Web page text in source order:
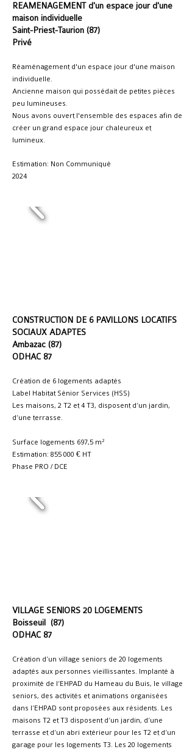
REAMENAGEMENT d'un espace jour d'une
maison individuelle
Saint-Priest-Taurion (87)
Privé
Réaménagement d'un espace jour d'une maison
individuelle.
Ancienne maison qui possédait de petites pièces
peu lumineuses.
Nous avons ouvert l'ensemble des espaces afin de
créer un grand espace jour chaleureux et
lumineux.
Estimation: Non Communiqué
2024
CONSTRUCTION DE 6 PAVILLONS LOCATIFS
SOCIAUX ADAPTES
Ambazac (87)
ODHAC 87
Création de 6 logements adaptés
Label Habitat Sénior Services (HSS)
Les maisons, 2 T2 et 4 T3, disposent d’un jardin,
d’une terrasse.
Surface logements 697,5 m²
Estimation: 855 000 € HT
Phase PRO / DCE
VILLAGE SENIORS 20 LOGEMENTS
Boisseuil (87)
ODHAC 87
Création d’un village seniors de 20 logements
adaptés aux personnes vieillissantes. Implanté à
proximité de l’EHPAD du Hameau du Buis, le village
seniors, des activités et animations organisées
dans l’EHPAD sont proposées aux résidents. Les
maisons T2 et T3 disposent d’un jardin, d’une
terrasse et d’un abri extérieur pour les T2 et d’un
garage pour les logements T3. Les 20 logements